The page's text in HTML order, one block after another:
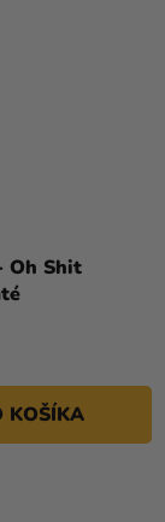
Oh Shit
KOŠÍKA